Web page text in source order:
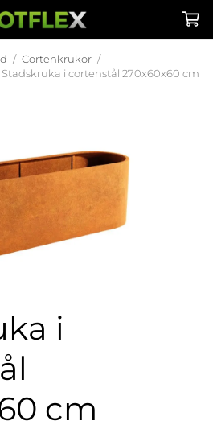
/ Cortenkrukor /
Stadskruka i cortenstål 270x60x60 cm
i
cm